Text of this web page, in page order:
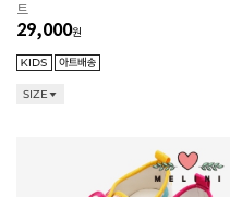
트
29,000원
SIZE